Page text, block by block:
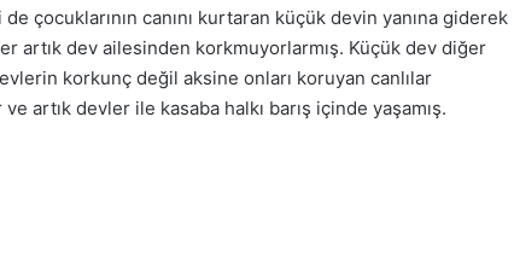
çocuklarının canını kurtaran küçük devin yanına giderek
artık dev ailesinden korkmuyorlarmış. Küçük dev diğer
korkunç değil aksine onları koruyan canlılar
artık devler ile kasaba halkı barış içinde yaşamış.